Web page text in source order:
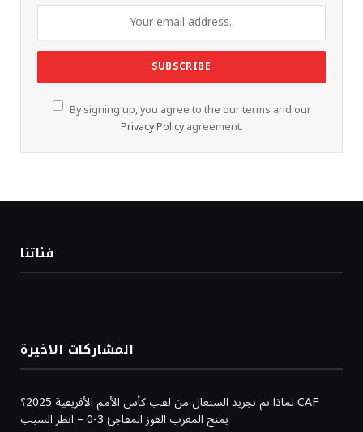
By signing up, you agree to the our terms and our
Privacy Policyagreement.
فئاتنا
المشاركات الاخيرة
لماذا تم تجريد السنغال من لقب كأس الأمم الأفريقية 2025؟ CAF
يمنح المغرب الفوز المفاجئ 3-0 – انظر السبب